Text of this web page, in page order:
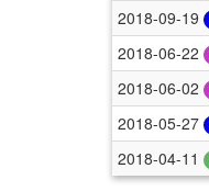
2018-09-19
2018-06-22
2018-06-02
2018-05-27
2018-04-11